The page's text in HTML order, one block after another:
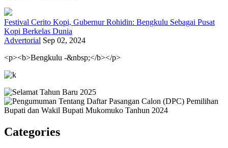
Festival Cerito Kopi, Gubernur Rohidin: Bengkulu Sebagai Pusat
Kopi Berkelas Dunia
Advertorial Sep 02, 2024
<p><b>Bengkulu -&nbsp;</b></p>
Categories